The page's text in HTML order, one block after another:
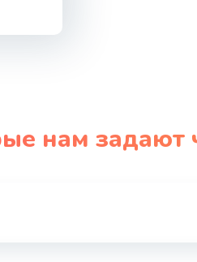
нам задают